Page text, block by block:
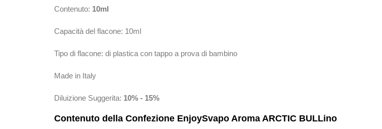
Contenuto: 10ml
Capacità del flacone: 10ml
Tipo di flacone: di plastica con tappo a prova di bambino
Made in Italy
Diluizione Suggerita: 10% - 15%
Contenuto della Confezione EnjoySvapo Aroma ARCTIC BULLino